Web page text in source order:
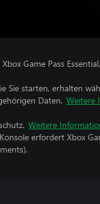
Game Pass
Sie starten, erhalten
Daten. Weitere
Weitere
erfordert Xbox